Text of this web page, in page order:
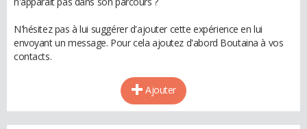
N'hésitez pas à lui suggérer d'ajouter cette expérience en lui
envoyant un message. Pour cela ajoutez d'abord Boutaina à vos
contacts.
Ajouter